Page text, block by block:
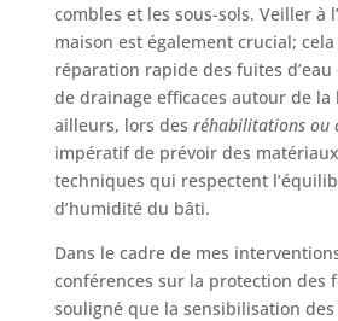
combles et les sous-sols. Veiller à
maison est également crucial;
réparation rapide des fuites d’eau
de drainage efficaces autour de la
ailleurs, lors des réhabilitations ou
impératif de prévoir des
techniques qui respectent
d’humidité du bâti.
Dans le cadre de mes
conférences sur la protection des
souligné que la sensibilisation